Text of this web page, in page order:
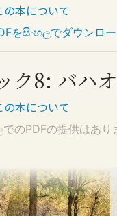
の本について
をසිංහලでダウンロ
ク8: バハ
の本について
でのPDFの提供はあり